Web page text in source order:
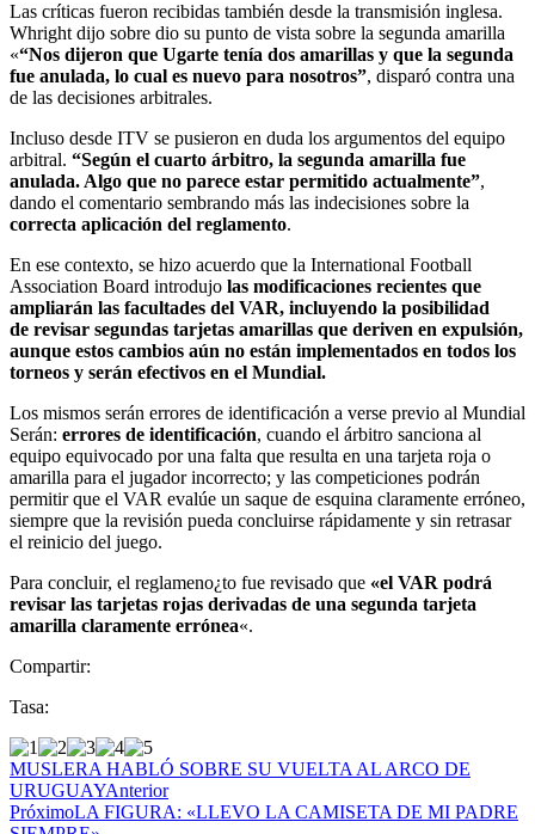
Las críticas fueron recibidas también desde la transmisión inglesa.
Whright dijo sobre dio su punto de vista sobre la segunda amarilla
«“Nos dijeron que Ugarte tenía dos amarillas y que la segunda
fue anulada, lo cual es nuevo para nosotros”, disparó contra una
de las decisiones arbitrales.
Incluso desde ITV se pusieron en duda los argumentos del equipo
arbitral. “Según el cuarto árbitro, la segunda amarilla fue
anulada. Algo que no parece estar permitido actualmente”,
dando el comentario sembrando más las indecisiones sobre la
correcta aplicación del reglamento.
En ese contexto, se hizo acuerdo que la International Football
Association Board introdujo las modificaciones recientes que
ampliarán las facultades del VAR, incluyendo la posibilidad
de revisar segundas tarjetas amarillas que deriven en expulsión,
aunque estos cambios aún no están implementados en todos los
torneos y serán efectivos en el Mundial.
Los mismos serán errores de identificación a verse previo al Mundial
Serán: errores de identificación, cuando el árbitro sanciona al
equipo equivocado por una falta que resulta en una tarjeta roja o
amarilla para el jugador incorrecto; y las competiciones podrán
permitir que el VAR evalúe un saque de esquina claramente erróneo,
siempre que la revisión pueda concluirse rápidamente y sin retrasar
el reinicio del juego.
Para concluir, el reglameno¿to fue revisado que «el VAR podrá
revisar las tarjetas rojas derivadas de una segunda tarjeta
amarilla claramente errónea«.
Compartir:
Tasa:
MUSLERA HABLÓ SOBRE SU VUELTA AL ARCO DE
URUGUAYAnterior
PróximoLA FIGURA: «LLEVO LA CAMISETA DE MI PADRE